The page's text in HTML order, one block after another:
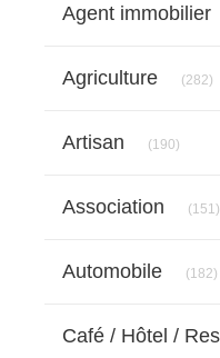
Agent immobilier
Agriculture (282)
Artisan (190)
Association (151)
Automobile (182)
Café / Hôtel /